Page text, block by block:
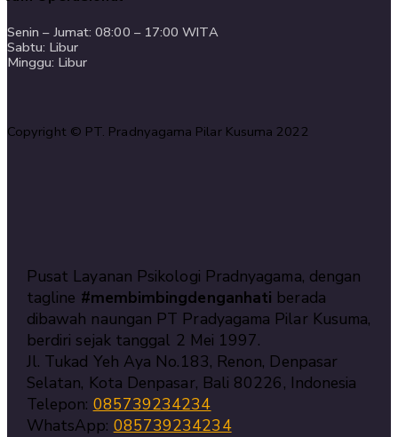
Senin – Jumat: 08:00 – 17:00 WITA
Sabtu: Libur
Minggu: Libur
Copyright © PT. Pradnyagama Pilar Kusuma 2022
Pusat Layanan Psikologi Pradnyagama, dengan
tagline #membimbingdenganhati berada
dibawah naungan PT Pradyagama Pilar Kusuma,
berdiri sejak tanggal 2 Mei 1997.
Jl. Tukad Yeh Aya No.183, Renon, Denpasar
Selatan, Kota Denpasar, Bali 80226, Indonesia
Telepon: 085739234234
WhatsApp: 085739234234